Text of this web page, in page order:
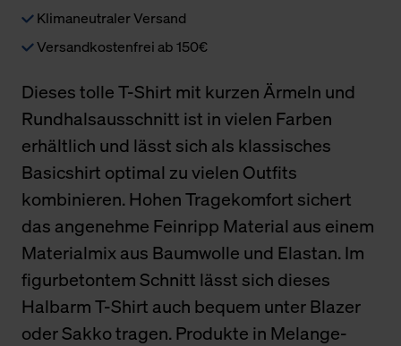
Klimaneutraler Versand
Versandkostenfrei ab 150€
Dieses tolle T-Shirt mit kurzen Ärmeln und
Rundhalsausschnitt ist in vielen Farben
erhältlich und lässt sich als klassisches
Basicshirt optimal zu vielen Outfits
kombinieren. Hohen Tragekomfort sichert
das angenehme Feinripp Material aus einem
Materialmix aus Baumwolle und Elastan. Im
figurbetontem Schnitt lässt sich dieses
Halbarm T-Shirt auch bequem unter Blazer
oder Sakko tragen. Produkte in Melange-